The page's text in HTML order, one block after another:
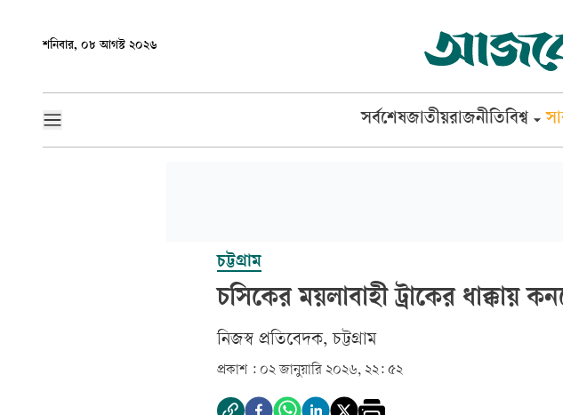
শনিবার, ০৮ আগস্ট ২০২৬
সর্বশেষজাতীয়রাজনীতিবিশ্ব
চট্টগ্রাম
চসিকের ময়লাবাহী ট্রাকের ধাক্কায়
নিজস্ব প্রতিবেদক, চট্টগ্রাম
প্রকাশ : ০২ জানুয়ারি ২০২৬, ২২: ৫২